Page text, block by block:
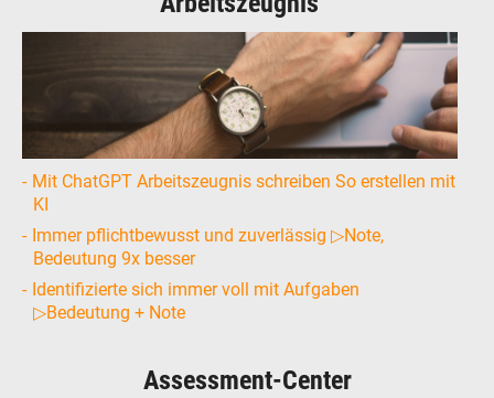
Mit ChatGPT Arbeitszeugnis schreiben So erstellen mit
KI
Immer pflichtbewusst und zuverlässig ▷Note,
Bedeutung 9x besser
Identifizierte sich immer voll mit Aufgaben
▷Bedeutung + Note
Assessment-Center